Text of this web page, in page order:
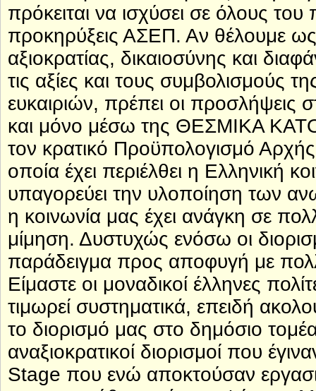
πρόκειται να ισχύσει σε όλους
προκηρύξεις ΑΣΕΠ. Αν θέλουμε
αξιοκρατίας, δικαιοσύνης και
τις αξίες και τους συμβολισμούς
ευκαιριών, πρέπει οι προσλήψεις
και μόνο μέσω της ΘΕΣΜΙΚΑ
τον κρατικό Προϋπολογισμό
οποία έχει περιέλθει η Ελληνική
υπαγορεύει την υλοποίηση των
η κοινωνία μας έχει ανάγκη σε
μίμηση. Δυστυχώς ενόσω οι
παράδειγμα προς αποφυγή με
Είμαστε οι μοναδικοί έλληνες
τιμωρεί συστηματικά, επειδή
το διορισμό μας στο δημόσιο
αναξιοκρατικοί διορισμοί που
Stage που ενώ αποκτούσαν